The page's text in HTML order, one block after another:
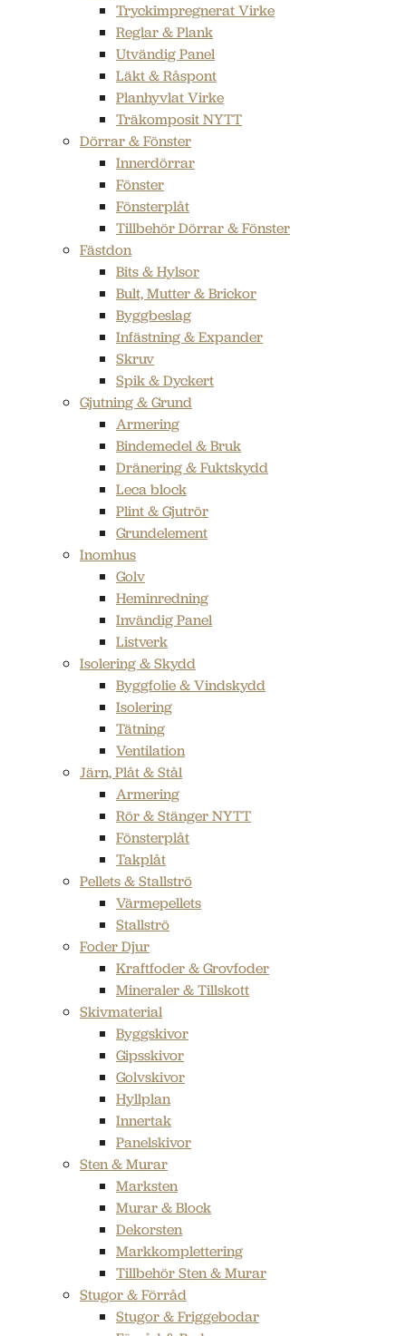
Tryckimpregnerat Virke
Reglar & Plank
Utvändig Panel
Läkt & Råspont
Planhyvlat Virke
Träkomposit NYTT
Dörrar & Fönster
Innerdörrar
Fönster
Fönsterplåt
Tillbehör Dörrar & Fönster
Fästdon
Bits & Hylsor
Bult, Mutter & Brickor
Byggbeslag
Infästning & Expander
Skruv
Spik & Dyckert
Gjutning & Grund
Armering
Bindemedel & Bruk
Dränering & Fuktskydd
Leca block
Plint & Gjutrör
Grundelement
Inomhus
Golv
Heminredning
Invändig Panel
Listverk
Isolering & Skydd
Byggfolie & Vindskydd
Isolering
Tätning
Ventilation
Järn, Plåt & Stål
Armering
Rör & Stänger NYTT
Fönsterplåt
Takplåt
Pellets & Stallströ
Värmepellets
Stallströ
Foder Djur
Kraftfoder & Grovfoder
Mineraler & Tillskott
Skivmaterial
Byggskivor
Gipsskivor
Golvskivor
Hyllplan
Innertak
Panelskivor
Sten & Murar
Marksten
Murar & Block
Dekorsten
Markkomplettering
Tillbehör Sten & Murar
Stugor & Förråd
Stugor & Friggebodar